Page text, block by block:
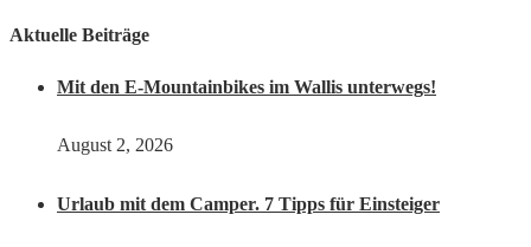
Aktuelle Beiträge
Mit den E-Mountainbikes im Wallis unterwegs!
August 2, 2026
Urlaub mit dem Camper. 7 Tipps für Einsteiger